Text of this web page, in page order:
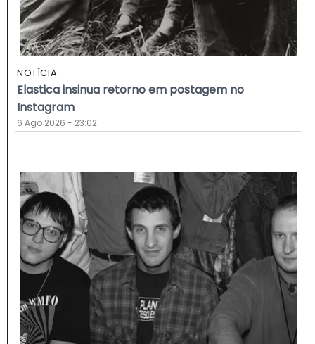
NOTÍCIA
Elastica insinua retorno em postagem no
Instagram
6 Ago 2026 - 23:02